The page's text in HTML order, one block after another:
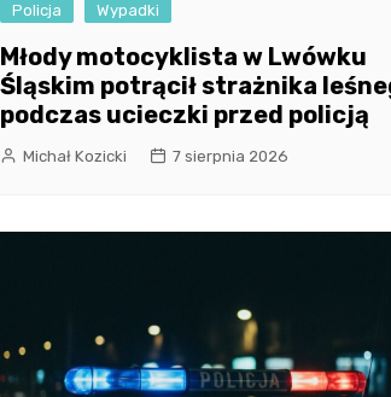
Policja Wypadki
Młody motocyklista w Lwówku
Śląskim potrącił strażnika
podczas ucieczki przed policją
Michał Kozicki 7 sierpnia 2026